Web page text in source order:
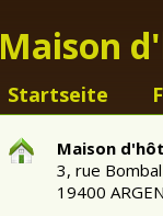
Maison
Startseite
Maison
3, rue Bombal
19400